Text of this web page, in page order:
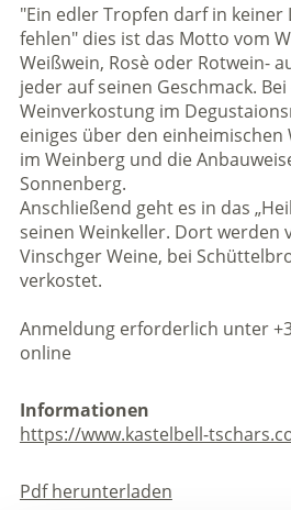
"Ein edler Tropfen darf in keiner
fehlen" dies ist das Motto vom
Weißwein, Rosè oder Rotwein-
jeder auf seinen Geschmack.
Weinverkostung im
einiges über den einheimischen
im Weinberg und die
Sonnenberg.
Anschließend geht es in das
seinen Weinkeller. Dort werden
Vinschger Weine, bei
verkostet.
Anmeldung erforderlich unter
online
Informationen
https://www.kastelbell-
Pdf herunterladen